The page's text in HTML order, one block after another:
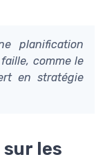
planification
comme le
en stratégie
les